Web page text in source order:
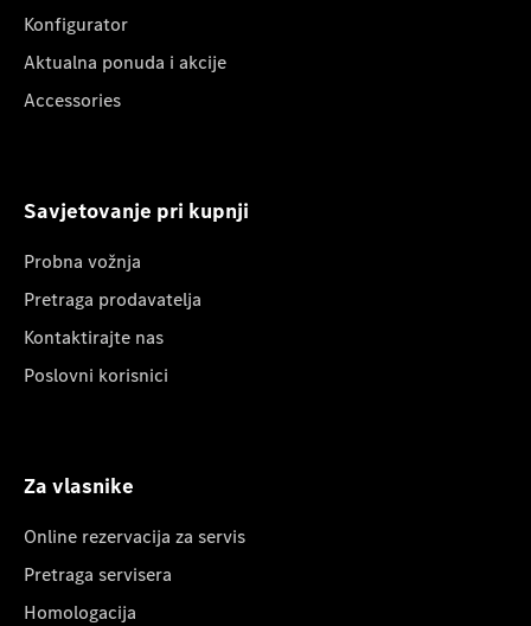
Konfigurator
Aktualna ponuda i akcije
Accessories
Savjetovanje pri kupnji
Probna vožnja
Pretraga prodavatelja
Kontaktirajte nas
Poslovni korisnici
Za vlasnike
Online rezervacija za servis
Pretraga servisera
Homologacija